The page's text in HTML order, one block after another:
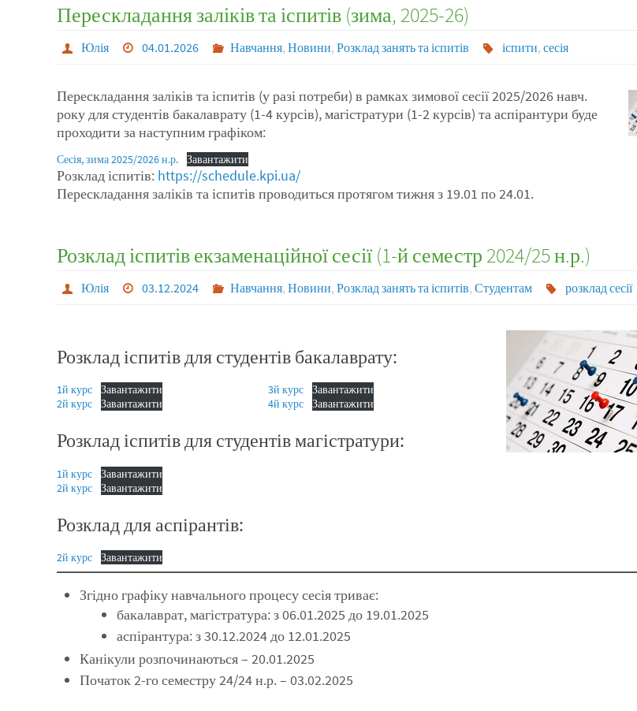
Перескладання заліків та іспитів (зима, 2025-26)
Юлія 04.01.2026 Навчання,Новини,Розклад занять та іспитів іспити, сесія
Перескладання заліків та іспитів (у разі потреби) в рамках зимової сесії 2025/2026 навч.
року для студентів бакалаврату (1-4 курсів), магістратури (1-2 курсів) та аспірантури буде
проходити за наступним графіком:
Сесія, зима 2025/2026 н.р. Завантажити
Розклад іспитів: https://schedule.kpi.ua/
Перескладання заліків та іспитів проводиться протягом тижня з 19.01 по 24.01.
Розклад іспитів екзаменаційної сесії (1-й семестр 2024/25 н.р.)
Юлія 03.12.2024 Навчання,Новини,Розклад занять та іспитів,Студентам розклад сесії
Розклад іспитів для студентів бакалаврату:
1й курс
Завантажити
2й курс
Завантажити
3й курс
Завантажити
4й курс
Завантажити
Розклад іспитів для студентів магістратури:
1й курс
Завантажити
2й курс
Завантажити
Розклад для аспірантів:
2й курс Завантажити
Згідно графіку навчального процесу сесія триває:
бакалаврат, магістратура: з 06.01.2025 до 19.01.2025
аспірантура: з 30.12.2024 до 12.01.2025
Канікули розпочинаються – 20.01.2025
Початок 2-го семестру 24/24 н.р. – 03.02.2025